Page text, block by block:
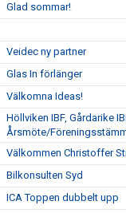
Glad sommar!
Veidec ny partner
Glas In förlänger
Välkomna Ideas!
Höllviken IBF, Gårdarike
Årsmöte/
Välkommen Christoffer
Bilkonsulten Syd
ICA Toppen dubbelt upp